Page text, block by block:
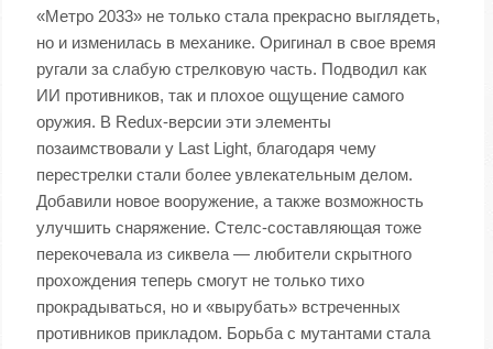
«Метро 2033» не только стала прекрасно выглядеть,
но и изменилась в механике. Оригинал в свое время
ругали за слабую стрелковую часть. Подводил как
ИИ противников, так и плохое ощущение самого
оружия. В Redux-версии эти элементы
позаимствовали у Last Light, благодаря чему
перестрелки стали более увлекательным делом.
Добавили новое вооружение, а также возможность
улучшить снаряжение. Стелс-составляющая тоже
перекочевала из сиквела — любители скрытного
прохождения теперь смогут не только тихо
прокрадываться, но и «вырубать» встреченных
противников прикладом. Борьба с мутантами стала